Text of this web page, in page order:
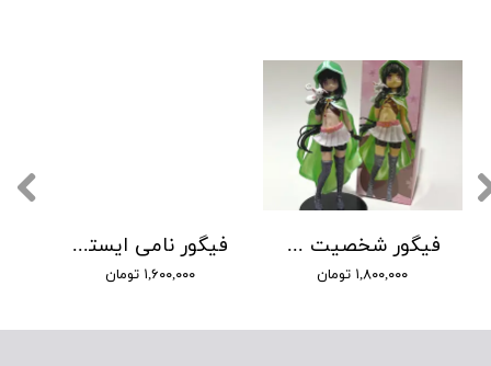
فیگور نامی ایستاده
۱,۶۰۰,۰۰۰ تومان
فیگور شخصیت آیروها تاماکی از انیمه دختران جادویی مادوکا ماجیکا لباس سبز
۱,۸۰۰,۰۰۰ تومان